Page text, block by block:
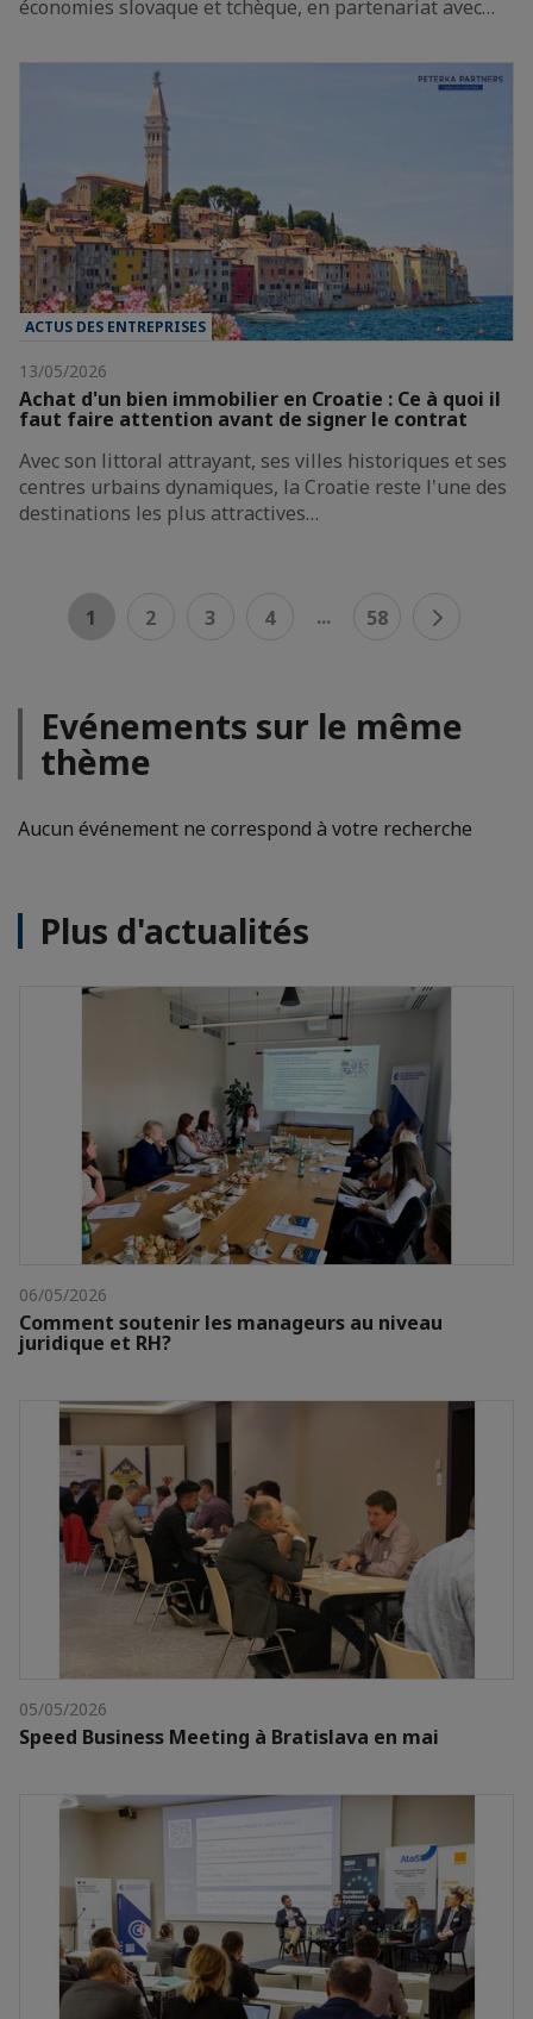
économies slovaque et tchèque, en partenariat avec…
ACTUS DES ENTREPRISES
13/05/2026
Achat d'un bien immobilier en Croatie : Ce à quoi il
faut faire attention avant de signer le contrat
Avec son littoral attrayant, ses villes historiques et ses
centres urbains dynamiques, la Croatie reste l'une des
destinations les plus attractives…
1 2 3 4 ... 58
Evénements sur le même
thème
Aucun événement ne correspond à votre recherche
Plus d'actualités
06/05/2026
Comment soutenir les manageurs au niveau
juridique et RH?
05/05/2026
Speed Business Meeting à Bratislava en mai